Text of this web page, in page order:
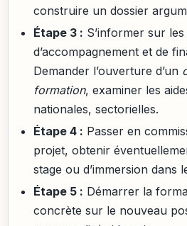
construire un dossier
Étape 3 : S’informer sur
d’accompagnement et de
Demander l’ouverture d’un
formation, examiner les
nationales, sectorielles.
Étape 4 : Passer en
projet, obtenir
stage ou d’immersion dans
Étape 5 : Démarrer la
concrète sur le nouveau